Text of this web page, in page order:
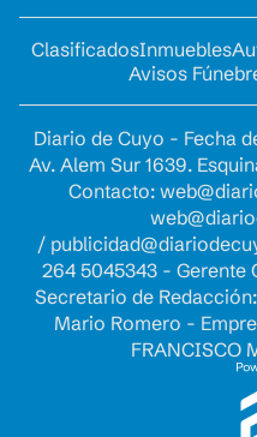
ClasificadosInmuebles
Avisos
Diario de Cuyo - Fecha
Av. Alem Sur 1639.
Contacto:
/
264 5045343 - Gerente
Secretario de
Mario Romero -
FRANCISCO